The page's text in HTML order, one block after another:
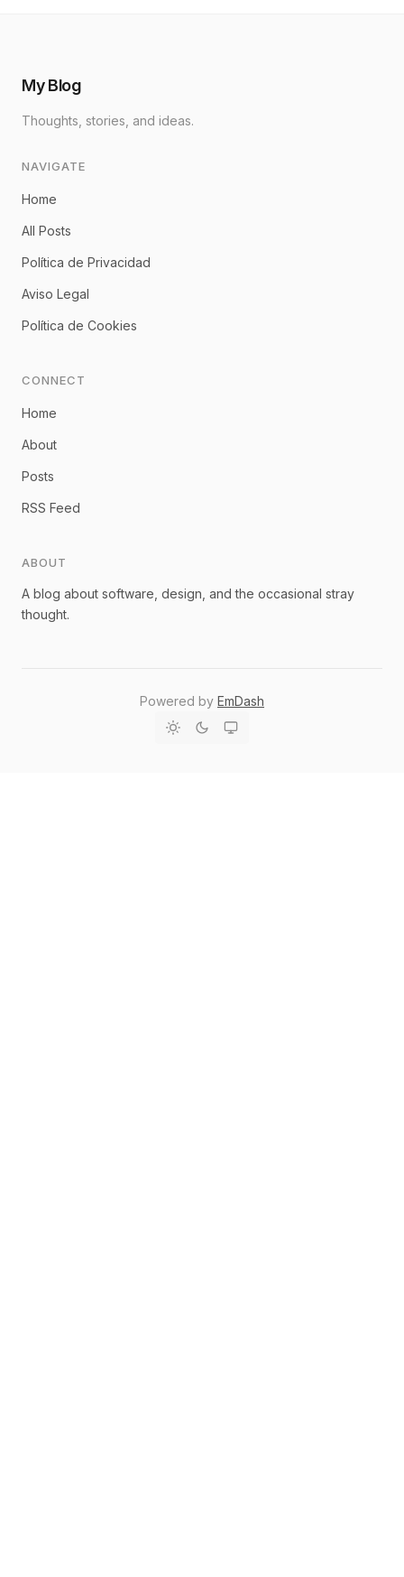
My Blog
Thoughts, stories, and ideas.
NAVIGATE
Home
All Posts
Política de Privacidad
Aviso Legal
Política de Cookies
CONNECT
Home
About
Posts
RSS Feed
ABOUT
A blog about software, design, and the occasional stray
thought.
Powered by EmDash